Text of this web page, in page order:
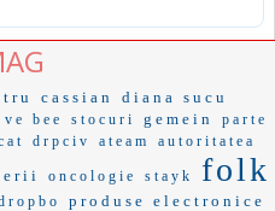
cassian diana sucu
ve bee stocuri gemein
parte
drpciv ateam autoritatea
oncologie stayk folk
produse electronice